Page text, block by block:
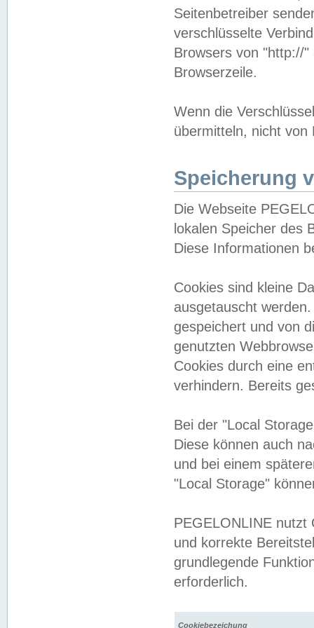
Seitenbetreiber
verschlüsselte
Browsers von "http://
Browserzeile.
Wenn die
übermitteln, nicht von
Speicherung
Die Webseite
lokalen Speicher des
Diese Informationen
Cookies sind kleine
ausgetauscht
gespeichert und von
genutzten
Cookies durch eine
verhindern. Bereits
Bei der "Local
Diese können auch
und bei einem
"Local Storage"
PEGELONLINE nutzt
und korrekte
grundlegende
erforderlich.
Cookiebezeichung